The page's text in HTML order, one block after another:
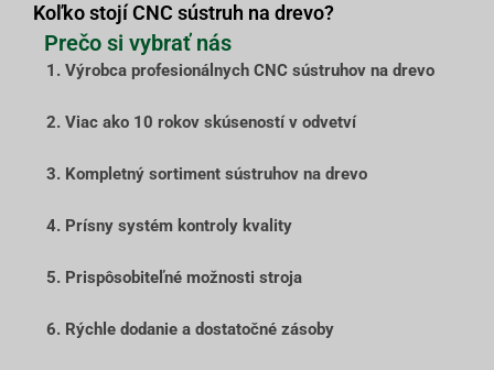
Koľko stojí CNC sústruh na drevo?
Prečo si vybrať nás
1. Výrobca profesionálnych CNC sústruhov na drevo
2. Viac ako 10 rokov skúseností v odvetví
3. Kompletný sortiment sústruhov na drevo
4. Prísny systém kontroly kvality
5. Prispôsobiteľné možnosti stroja
6. Rýchle dodanie a dostatočné zásoby